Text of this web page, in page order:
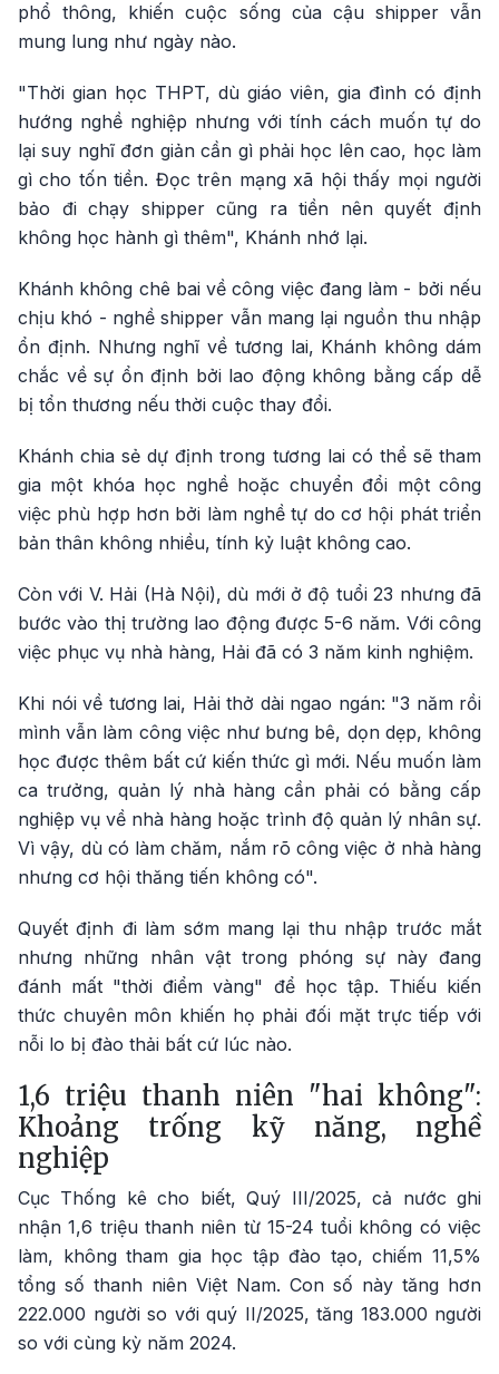
phổ thông, khiến cuộc sống của cậu shipper vẫn
mung lung như ngày nào.
"Thời gian học THPT, dù giáo viên, gia đình có định
hướng nghề nghiệp nhưng với tính cách muốn tự do
lại suy nghĩ đơn giản cần gì phải học lên cao, học làm
gì cho tốn tiền. Đọc trên mạng xã hội thấy mọi người
bảo đi chạy shipper cũng ra tiền nên quyết định
không học hành gì thêm", Khánh nhớ lại.
Khánh không chê bai về công việc đang làm - bởi nếu
chịu khó - nghề shipper vẫn mang lại nguồn thu nhập
ổn định. Nhưng nghĩ về tương lai, Khánh không dám
chắc về sự ổn định bởi lao động không bằng cấp dễ
bị tổn thương nếu thời cuộc thay đổi.
Khánh chia sẻ dự định trong tương lai có thể sẽ tham
gia một khóa học nghề hoặc chuyển đổi một công
việc phù hợp hơn bởi làm nghề tự do cơ hội phát triển
bản thân không nhiều, tính kỷ luật không cao.
Còn với V. Hải (Hà Nội), dù mới ở độ tuổi 23 nhưng đã
bước vào thị trường lao động được 5-6 năm. Với công
việc phục vụ nhà hàng, Hải đã có 3 năm kinh nghiệm.
Khi nói về tương lai, Hải thở dài ngao ngán: "3 năm rồi
mình vẫn làm công việc như bưng bê, dọn dẹp, không
học được thêm bất cứ kiến thức gì mới. Nếu muốn làm
ca trưởng, quản lý nhà hàng cần phải có bằng cấp
nghiệp vụ về nhà hàng hoặc trình độ quản lý nhân sự.
Vì vậy, dù có làm chăm, nắm rõ công việc ở nhà hàng
nhưng cơ hội thăng tiến không có".
Quyết định đi làm sớm mang lại thu nhập trước mắt
nhưng những nhân vật trong phóng sự này đang
đánh mất "thời điểm vàng" để học tập. Thiếu kiến
thức chuyên môn khiến họ phải đối mặt trực tiếp với
nỗi lo bị đào thải bất cứ lúc nào.
1,6 triệu thanh niên "hai không":
Khoảng trống kỹ năng, nghề
nghiệp
Cục Thống kê cho biết, Quý III/2025, cả nước ghi
nhận 1,6 triệu thanh niên từ 15-24 tuổi không có việc
làm, không tham gia học tập đào tạo, chiếm 11,5%
tổng số thanh niên Việt Nam. Con số này tăng hơn
222.000 người so với quý II/2025, tăng 183.000 người
so với cùng kỳ năm 2024.